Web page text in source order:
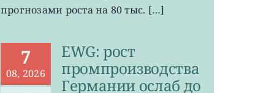
сократилось
прогнозами роста на 80 тыс. […]
7
08, 2026
EWG: рост
промпроизводства
Германии ослаб до